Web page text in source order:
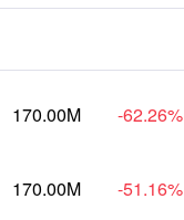
170.00M -62.26%
170.00M -51.16%